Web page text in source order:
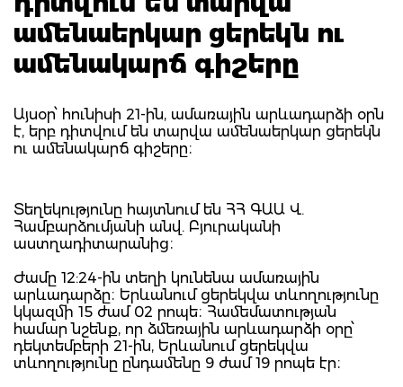
ամենաերկար ցերեկն ու
ամենակարճ գիշերը
Այսօր՝ հունիսի 21-ին, ամառային արևադարձի օրն
է, երբ դիտվում են տարվա ամենաերկար ցերեկն
ու ամենակարճ գիշերը։
Տեղեկությունը հայտնում են ՀՀ ԳԱԱ Վ.
Համբարձումյանի անվ. Բյուրականի
աստղադիտարանից։
Ժամը 12:24-ին տեղի կունենա ամառային
արևադարձը։ Երևանում ցերեկվա տևողությունը
կկազմի 15 ժամ 02 րոպե։ Համեմատության
համար նշենք, որ ձմեռային արևադարձի օրը՝
դեկտեմբերի 21-ին, Երևանում ցերեկվա
տևողությունը ընդամենը 9 ժամ 19 րոպե էր։